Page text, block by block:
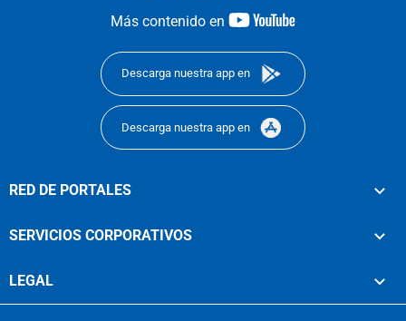
Más contenido en
youtube-
Descarga nuestra app en
Descarga nuestra app en
RED DE PORTALES
SERVICIOS CORPORATIVOS
LEGAL